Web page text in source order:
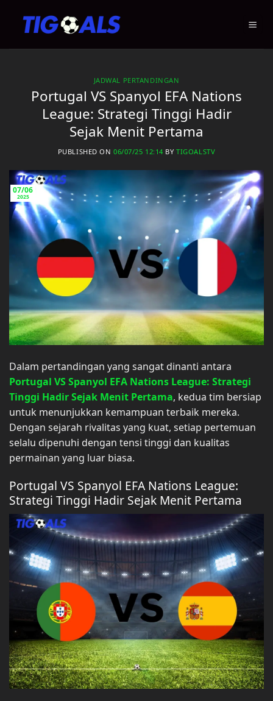
JADWAL PERTANDINGAN
Portugal VS Spanyol EFA Nations
League: Strategi Tinggi Hadir
Sejak Menit Pertama
PUBLISHED ON06/07/25 12:14 BYTIGOALSTV
07/06
2025
Dalam pertandingan yang sangat dinanti antara
Portugal VS Spanyol EFA Nations League: Strategi
Tinggi Hadir Sejak Menit Pertama, kedua tim bersiap
untuk menunjukkan kemampuan terbaik mereka.
Dengan sejarah rivalitas yang kuat, setiap pertemuan
selalu dipenuhi dengan tensi tinggi dan kualitas
permainan yang luar biasa.
Portugal VS Spanyol EFA Nations League:
Strategi Tinggi Hadir Sejak Menit Pertama